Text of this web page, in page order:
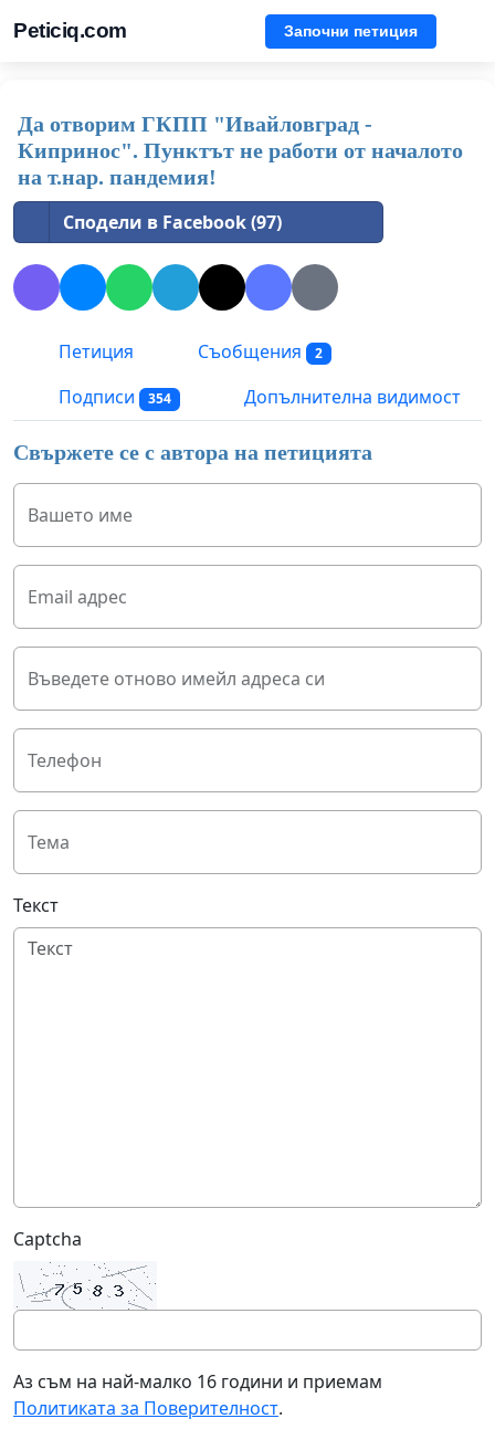
Peticiq.com Започни петиция
Да отворим ГКПП "Ивайловград -
Кипринос". Пунктът не работи от началото
на т.нар. пандемия!
Сподели в Facebook (97)
Петиция Съобщения 2
Подписи 354 Допълнителна видимост
Свържете се с автора на петицията
Вашето име
Email адрес
Въведете отново имейл адреса си
Телефон
Тема
Текст
Captcha
Аз съм на най-малко 16 години и приемам
Политиката за Поверителност.